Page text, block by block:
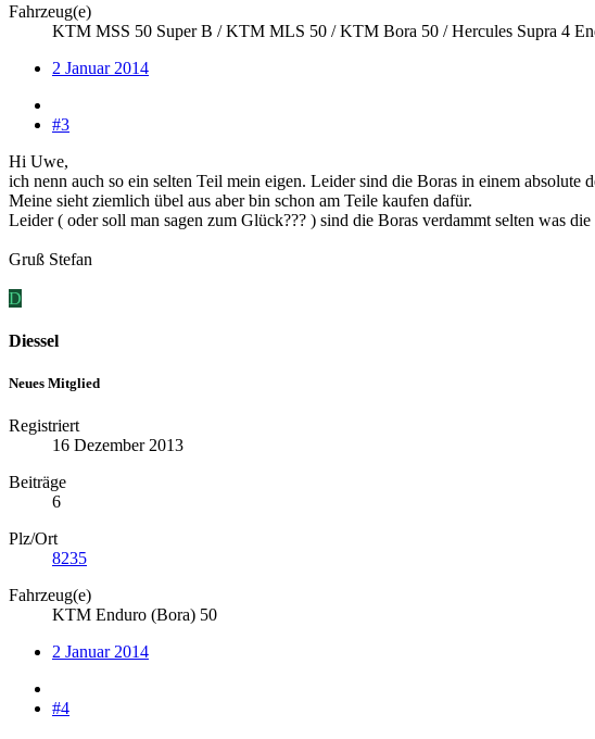
Fahrzeug(e)
KTM MSS 50 Super B / KTM MLS 50 / KTM Bora 50 / Hercules Supra 4
2 Januar 2014
#3
Hi Uwe,
ich nenn auch so ein selten Teil mein eigen. Leider sind die Boras in einem absolute
Meine sieht ziemlich übel aus aber bin schon am Teile kaufen dafür.
Leider ( oder soll man sagen zum Glück??? ) sind die Boras verdammt selten was
Gruß Stefan
D
Diessel
Neues Mitglied
Registriert
16 Dezember 2013
Beiträge
6
Plz/Ort
8235
Fahrzeug(e)
KTM Enduro (Bora) 50
2 Januar 2014
#4